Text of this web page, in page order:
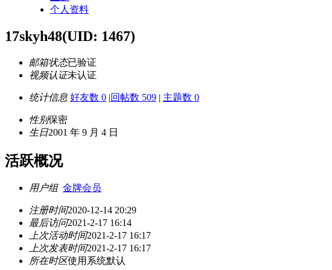
个人资料
17skyh48(UID: 1467)
邮箱状态已验证
视频认证未认证
统计信息 好友数 0 |回帖数 509 | 主题数 0
性别保密
生日2001 年 9 月 4 日
活跃概况
用户组 金牌会员
注册时间2020-12-14 20:29
最后访问2021-2-17 16:14
上次活动时间2021-2-17 16:17
上次发表时间2021-2-17 16:17
所在时区使用系统默认